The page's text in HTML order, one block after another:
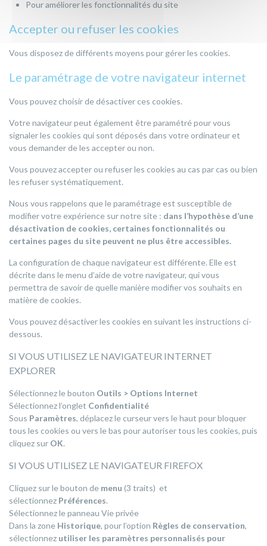
Pour améliorer les fonctionnalités du site
Accepter ou refuser les cookies
Vous disposez de différents moyens pour gérer les cookies.
Le paramétrage de votre navigateur internet
Vous pouvez choisir de désactiver ces cookies.
Votre navigateur peut également être paramétré pour vous
signaler les cookies qui sont déposés dans votre ordinateur et
vous demander de les accepter ou non.
Vous pouvez accepter ou refuser les cookies au cas par cas ou bien
les refuser systématiquement.
Nous vous rappelons que le paramétrage est susceptible de
modifier votre expérience sur notre site : dans l’hypothèse d’une
désactivation de cookies, certaines fonctionnalités ou
certaines pages du site peuvent ne plus être accessibles.
La configuration de chaque navigateur est différente. Elle est
décrite dans le menu d’aide de votre navigateur, qui vous
permettra de savoir de quelle manière modifier vos souhaits en
matière de cookies.
Vous pouvez désactiver les cookies en suivant les instructions ci-
dessous.
SI VOUS UTILISEZ LE NAVIGATEUR INTERNET
EXPLORER
Sélectionnez le bouton Outils > Options Internet
Sélectionnez l’onglet Confidentialité
Sous Paramètres, déplacez le curseur vers le haut pour bloquer
tous les cookies ou vers le bas pour autoriser tous les cookies, puis
cliquez sur OK.
SI VOUS UTILISEZ LE NAVIGATEUR FIREFOX
Cliquez sur le bouton de menu (3 traits) et
sélectionnez Préférences.
Sélectionnez le panneau Vie privée
Dans la zone Historique, pour l’option Règles de conservation,
sélectionnez utiliser les paramètres personnalisés pour